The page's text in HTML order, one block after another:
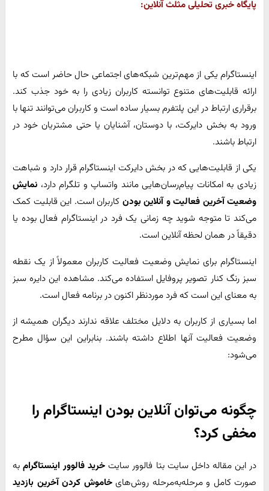
پایگاه خبری تحلیلی مثلث آنلاین:
اینستاگرام یکی از مهم‌ترین شبکه‌های اجتماعی حال حاضر است که با
ارائه قابلیت‌های متنوع توانسته کاربران زیادی را به خود جذب کند.
برقراری ارتباط در این پلتفرم بسیار ساده است و کاربران می‌توانند تنها با
ورود به بخش دایرکت، با دوستان، آشنایان یا حتی مشتریان خود در
ارتباط باشند.
یکی از قابلیت‌هایی که در بخش دایرکت اینستاگرام قرار دارد و شباهت
زیادی به امکانات پیام‌رسان‌هایی مانند واتساپ و تلگرام دارد، نمایش
وضعیت آخرین فعالیت و آنلاین بودن کاربران است. این قابلیت کمک
می‌کند تا متوجه شوید چه زمانی یک فرد در اینستاگرام فعال بوده یا
دقیقاً در همان لحظه آنلاین است.
اینستاگرام برای نمایش وضعیت فعالیت کاربران معمولاً از یک نقطه
سبز رنگ کنار تصویر پروفایل استفاده می‌کند. مشاهده این دایره سبز
به معنای این است که فرد موردنظر اکنون در برنامه فعال است.
اما بسیاری از کاربران به دلایل مختلف علاقه ندارند دیگران همیشه از
وضعیت فعالیت آنها اطلاع داشته باشند. بنابراین این سؤال مطرح
می‌شود:
چگونه می‌توان آنلاین بودن اینستاگرام را
مخفی کرد؟
در این مقاله داخل سایت بتا فالوور سایت خرید فالوور اینستاگرام به
صورت کامل و مرحله‌به‌مرحله روش‌هایخاموش کردن آخرین بازدید